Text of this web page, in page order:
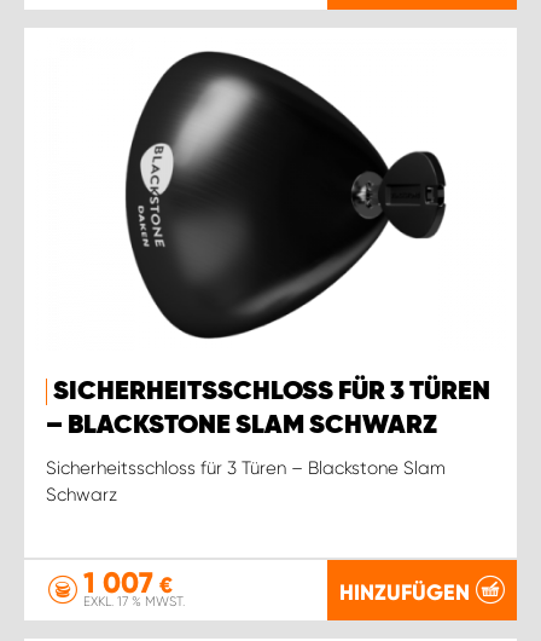
SICHERHEITSSCHLOSS FÜR 3 TÜREN
– BLACKSTONE SLAM SCHWARZ
Sicherheitsschloss für 3 Türen – Blackstone Slam
Schwarz
1 007 €
EXKL. 17 % MWST. HINZUFÜGEN